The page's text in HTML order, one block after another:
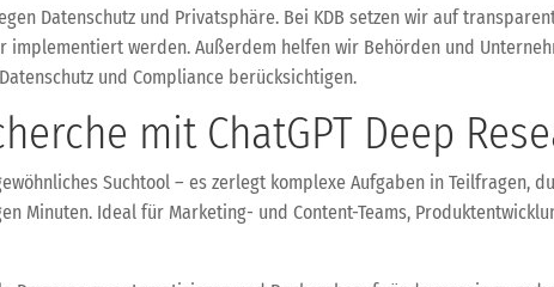
Datenschutz und Privatsphäre. Bei KDB setzen wir auf
werden. Außerdem helfen wir Behörden und
und Compliance berücksichtigen.
mit ChatGPT Deep
Suchtool – es zerlegt komplexe Aufgaben in
Minuten. Ideal für Marketing- und Content-Teams,